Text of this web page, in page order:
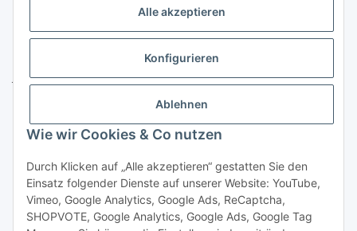
Alle akzeptieren
Konfigurieren
Ablehnen
Wie wir Cookies & Co nutzen
Durch Klicken auf „Alle akzeptieren“ gestatten Sie den
Einsatz folgender Dienste auf unserer Website: YouTube,
Vimeo, Google Analytics, Google Ads, ReCaptcha,
SHOPVOTE, Google Analytics, Google Ads, Google Tag
Kontakt
Janßen Mediterrane Baustoffe
Telefon:04451 - 8055701
E-Mail: info@zeltler.de
Zahlungsoptionen